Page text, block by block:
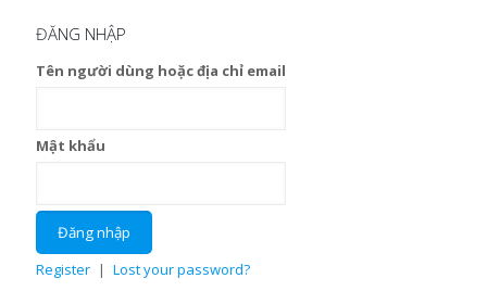
ĐĂNG NHẬP
Tên người dùng hoặc địa chỉ email
Mật khẩu
Register | Lost your password?